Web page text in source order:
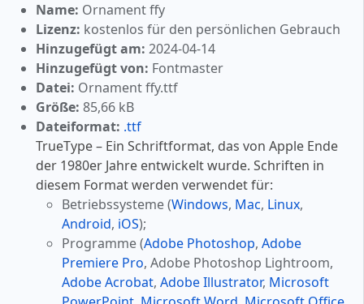
Name: Ornament ffy
Lizenz: kostenlos für den persönlichen Gebrauch
Hinzugefügt am: 2024-04-14
Hinzugefügt von: Fontmaster
Datei: Ornament ffy.ttf
Größe: 85,66 kB
Dateiformat: .ttf
TrueType – Ein Schriftformat, das von Apple Ende
der 1980er Jahre entwickelt wurde. Schriften in
diesem Format werden verwendet für:
Betriebssysteme (Windows, Mac, Linux,
Android, iOS);
Programme (Adobe Photoshop, Adobe
Premiere Pro, Adobe Photoshop Lightroom,
Adobe Acrobat, Adobe Illustrator, Microsoft